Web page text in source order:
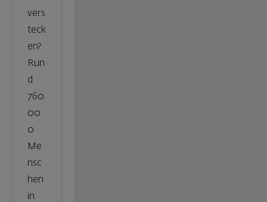
vers
teck
en?
Run
d
760.
00
0
Me
nsc
hen
in